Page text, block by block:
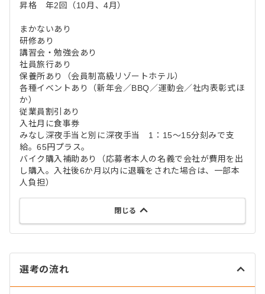
昇格 年2回（10月、4月）
まかないあり
研修あり
講習会・勉強会あり
社員旅行あり
保養所あり（会員制高級リゾートホテル）
各種イベントあり（新年会／BBQ／運動会／社内表彰式ほ
か）
従業員割引あり
入社月に食事券
みなし深夜手当と別に深夜手当 1：15～15分刻みで支
給。65円プラス。
バイク購入補助あり（応募者本人の名義で会社が費用を出
し購入。入社後6か月以内に退職をされた場合は、一部本
人負担）
閉じる
選考の流れ